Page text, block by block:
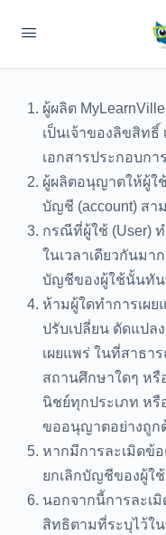
ผู้ผลิต
เป็นเจ้าของลิขสิท
เอกสารประกอบก
ผู้ผลิตอนุญาตให้ผู้ใ
บัญชี (account) สา
กรณีที่ผู้ใช้ (User) ท
ในเวลาเดียวกันมา
บัญชีของผู้ใช้นั้นทัน
ห้ามผู้ใดทำการเผ
ปรับเปลี่ยน ดัดแปล
เผยแพร่ ในที่สาธา
สถานศึกษาใดๆ หรื
นิชย์ทุกประเภท หรื
ขออนุญาตอย่างถูก
หากมีการละเมิดข้
ยกเลิกบัญชีของผู้ใ
นอกจากนี้การละเ
สิทธิตามที่ระบุไว้